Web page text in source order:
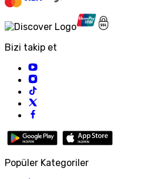
Bizi takip et
Popüler Kategoriler